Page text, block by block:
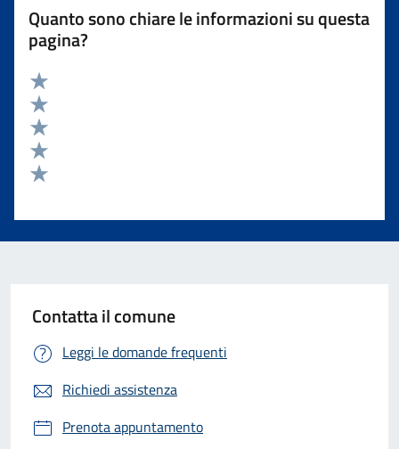
Quanto sono chiare le informazioni su questa
pagina?
Valuta 5 stelle su 5
Valuta 4 stelle su 5
Valuta 3 stelle su 5
Valuta 2 stelle su 5
Contatta il comune
Leggi le domande frequenti
Richiedi assistenza
Prenota appuntamento